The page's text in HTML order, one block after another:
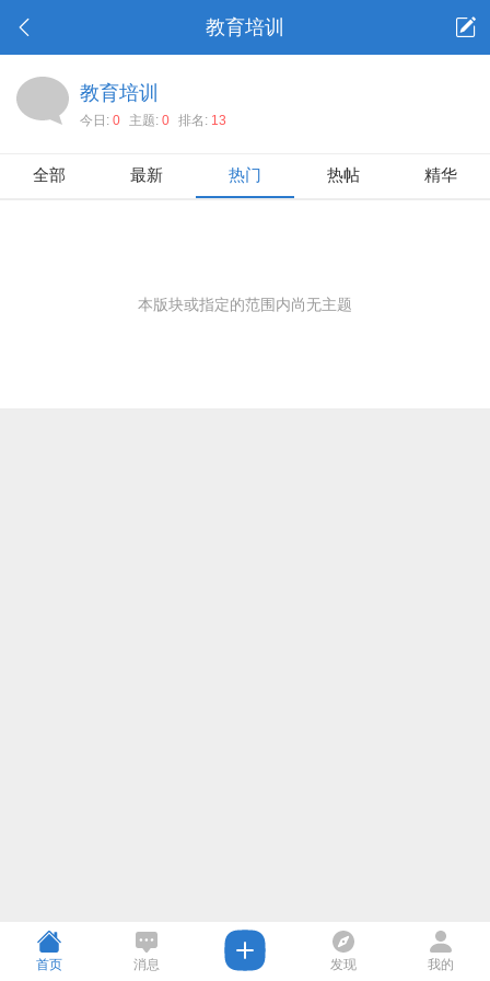
教育培训
教育培训
今日: 0 主题: 0 排名: 13
全部 最新 热门 热帖 精华
本版块或指定的范围内尚无主题
首页 消息 发现 我的